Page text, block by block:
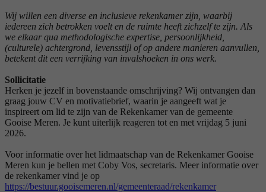
Wij willen een diverse en inclusieve rekenkamer zijn, waarbij
iedereen zich betrokken voelt en de ruimte heeft zichzelf te zijn. Als
we elkaar qua methodologische expertise, persoonlijkheid,
(culturele) achtergrond, levensstijl of op andere manieren aanvullen,
betekent dit een verrijking van invalshoeken in ons werk.
Sollicitatie
Herken je jezelf in bovenstaande omschrijving? Wij ontvangen dan
graag jouw CV en motivatiebrief, waarin je aangeeft wat je
inspireert om lid te zijn van de Rekenkamer van de gemeente
Gooise Meren. Je kunt uiterlijk reageren tot en met vrijdag 5 juni
2026.
Voor informatie over het lidmaatschap van de Rekenkamer Gooise
Meren kun je bellen met Coby Vos, secretaris. Meer informatie over
de rekenkamer vind je op
https://bestuur.gooisemeren.nl/gemeenteraad/rekenkamer